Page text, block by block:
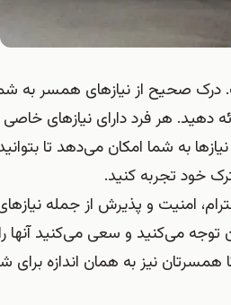
درک صحیح از نیازهای همسر به
دهید. هر فرد دارای نیازهای خاصی
به شما امکان می‌دهد تا
خود تجربه کنید.
امنیت و پذیرش از جمله
می‌کنید و سعی می‌کنید آنها را
نیز به همان اندازه برای